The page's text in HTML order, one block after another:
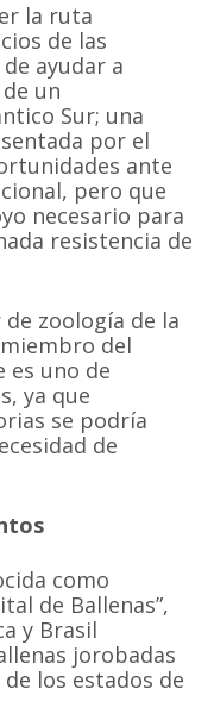
la ruta
de las
ayudar a
un
Sur; una
por el
ante
pero que
necesario para
resistencia de
zoología de la
del
es uno de
ya que
se podría
de
como
de Ballenas”,
y Brasil
jorobadas
los estados de